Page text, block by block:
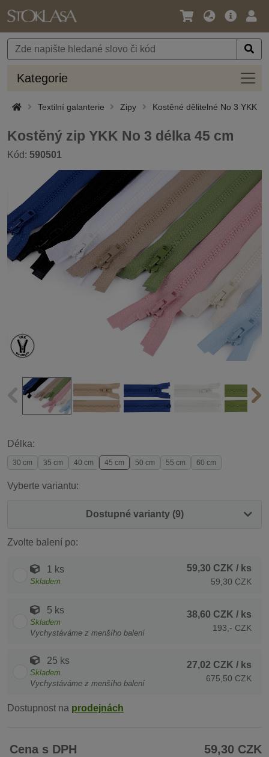
Jazyk
Měna
Hlavní
Kategorie
Textilní galanterie Zipy Kostěné dělitelné No 3 YKK
Kostěný zip YKK No 3 délka 45 cm
Kód: 590501
Délka:
30 cm 35 cm 40 cm 45 cm 50 cm 55 cm 60 cm
Vyberte variantu:
Dostupné varianty (9)
Zvolte balení po:
1 ks
Skladem
59,30 CZK / ks
59,30 CZK
5 ks
Skladem
Vychystáváme z menšího balení
38,60 CZK / ks
193,- CZK
25 ks
Skladem
Vychystáváme z menšího balení
27,02 CZK / ks
675,50 CZK
Dostupnost na prodejnách
Cena s DPH 59,30 CZK